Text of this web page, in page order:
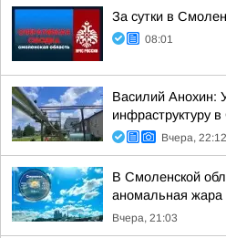
За сутки в
08:01
Василий Анохин:
инфраструктуру
Вчера, 22:12
В Смоленской
аномальная жара
Вчера, 21:03